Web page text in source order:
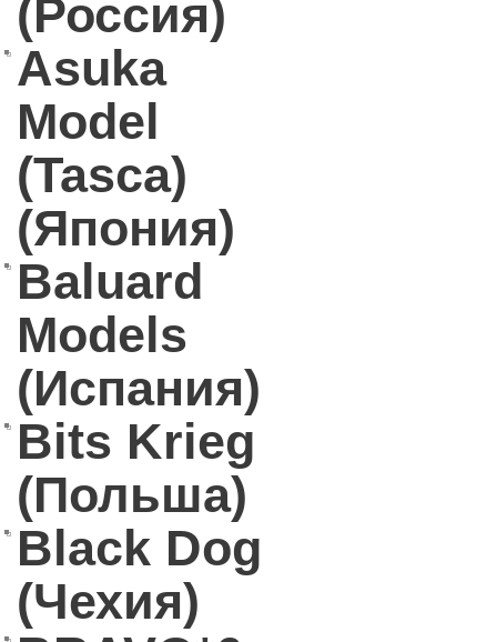
(Россия)
Asuka
Model
(Tasca)
(Япония)
Baluard
Models
(Испания)
Bits Krieg
(Польша)
Black Dog
(Чехия)